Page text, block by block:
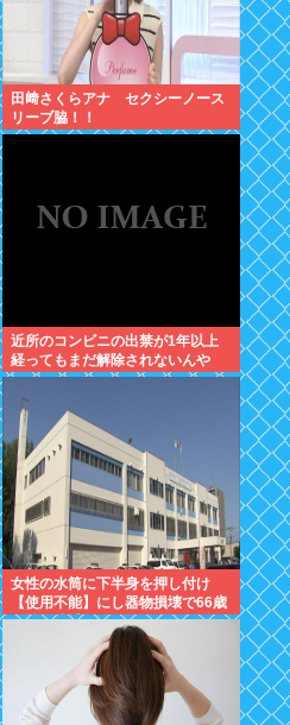
田﨑さくらアナ セクシーノース
リーブ脇！！
近所のコンビニの出禁が1年以上
経ってもまだ解除されないんや
が…
女性の水筒に下半身を押し付け
【使用不能】にし器物損壊で66歳
男性を逮捕。スマホで動画撮影し